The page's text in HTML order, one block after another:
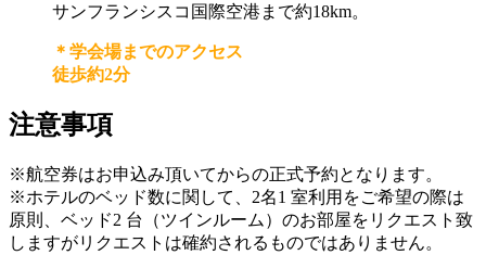
サンフランシスコ国際空港まで約18km。
＊学会場までのアクセス
徒歩約2分
注意事項
※航空券はお申込み頂いてからの正式予約となります。
※ホテルのベッド数に関して、2名1 室利用をご希望の際は
原則、ベッド2 台（ツインルーム）のお部屋をリクエスト致
しますがリクエストは確約されるものではありません。